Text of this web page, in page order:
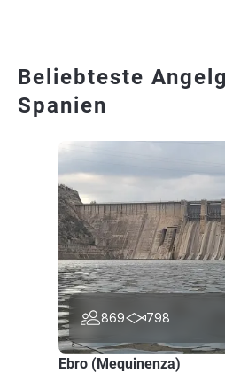
Beliebteste
Spanien
869 798
Ebro (Mequinenza)